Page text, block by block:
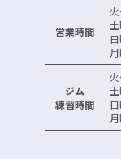
営業時間
ジム
練習時間